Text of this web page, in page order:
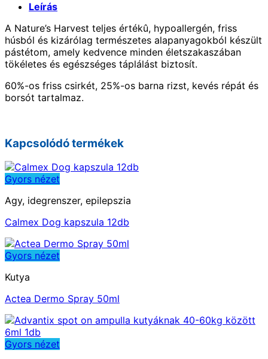
Leírás
A Nature’s Harvest teljes értékû, hypoallergén, friss
húsból és kizárólag természetes alapanyagokból készült
pástétom, amely kedvence minden életszakaszában
tökéletes és egészséges táplálást biztosít.
60%-os friss csirkét, 25%-os barna rizst, kevés répát és
borsót tartalmaz.
Kapcsolódó termékek
Gyors nézet
Agy, idegrenszer, epilepszia
Calmex Dog kapszula 12db
Gyors nézet
Kutya
Actea Dermo Spray 50ml
Gyors nézet